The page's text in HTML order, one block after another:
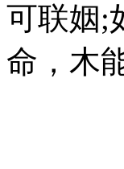
可联姻;
命，木